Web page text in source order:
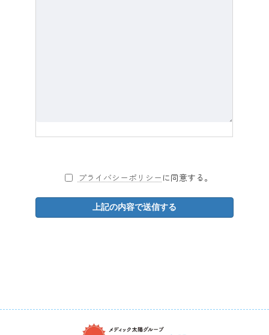
プライバシーポリシー に同意する。